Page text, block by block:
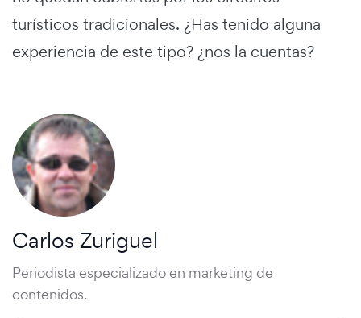
turísticos tradicionales. ¿Has tenido alguna
experiencia de este tipo? ¿nos la cuentas?
Carlos Zuriguel
Periodista especializado en marketing de
contenidos.